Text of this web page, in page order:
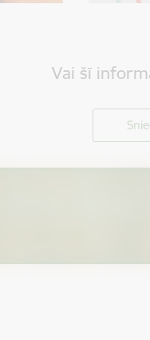
Vai šī